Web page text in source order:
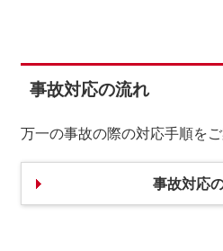
事故対応の流れ
万⼀の事故の際の対応⼿順をご
事故対応